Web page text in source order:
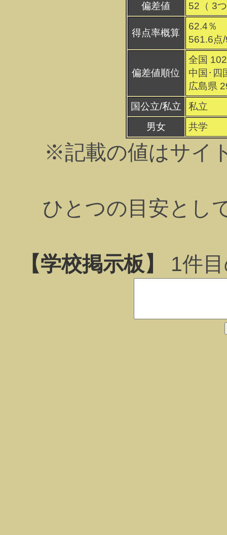
偏差値 52（ 3
得点率概算
62.4％
561.6点
偏差値順位
全国
中国･四
広島県
国公立/私立
私立
男女
共学
※記載の値はサイ
ひとつの目安とし
【学校掲示板】 1件